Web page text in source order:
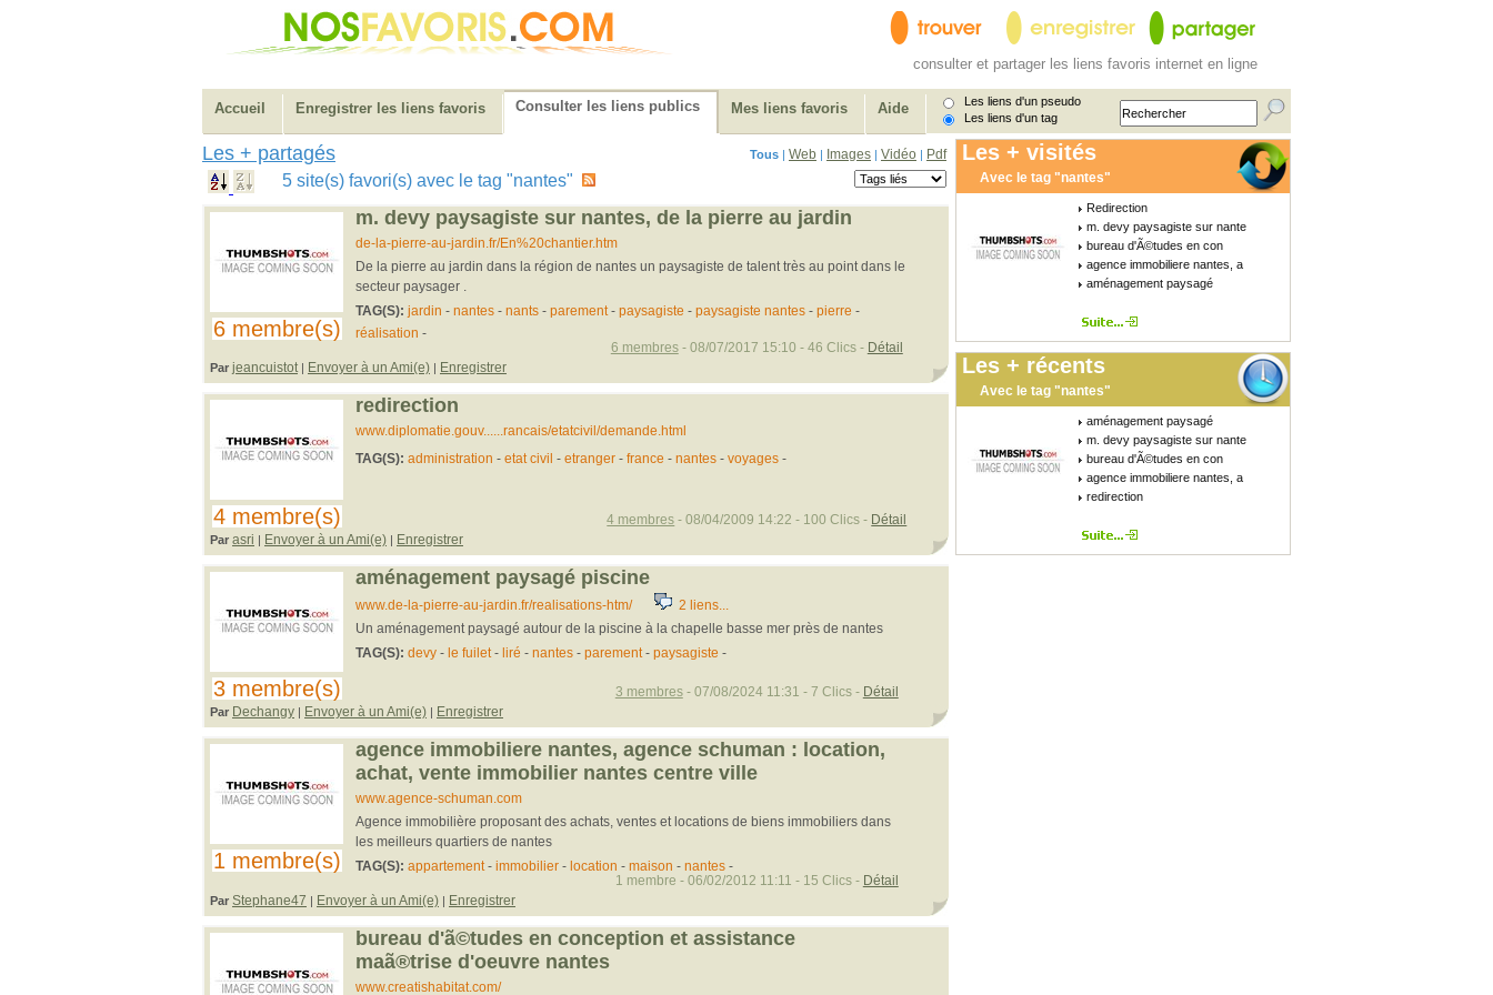
consulter et partager les liens favoris internet en ligne
Accueil Enregistrer les liens favoris Consulter les liens publics Mes liens favoris Aide
Les liens d'un pseudo
Les liens d'un tag
Les + partagés Tous | Web | Images | Vidéo | Pdf
5 site(s) favori(s) avec le tag "nantes"
6 membre(s)
m. devy paysagiste sur nantes, de la pierre au jardin
de-la-pierre-au-jardin.fr/En%20chantier.htm
De la pierre au jardin dans la région de nantes un paysagiste de talent très au point dans le
secteur paysager .
TAG(S): jardin - nantes- nants- parement- paysagiste - paysagiste nantes- pierre -
réalisation -
Par jeancuistot | Envoyer à un Ami(e) | Enregistrer
6 membres- 08/07/2017 15:10 - 46 Clics - Détail
4 membre(s)
redirection
www.diplomatie.gouv......rancais/etatcivil/demande.html
TAG(S): administration - etat civil - etranger- france - nantes- voyages-
Par asri | Envoyer à un Ami(e) | Enregistrer
4 membres - 08/04/2009 14:22 - 100 Clics - Détail
3 membre(s)
aménagement paysagé piscine
www.de-la-pierre-au-jardin.fr/realisations-htm/ 2 liens...
Un aménagement paysagé autour de la piscine à la chapelle basse mer près de nantes
TAG(S): devy- le fuilet- liré - nantes- parement- paysagiste -
Par Dechangy | Envoyer à un Ami(e) | Enregistrer
3 membres- 07/08/2024 11:31 - 7 Clics - Détail
1 membre(s)
agence immobiliere nantes, agence schuman : location,
achat, vente immobilier nantes centre ville
www.agence-schuman.com
Agence immobilière proposant des achats, ventes et locations de biens immobiliers dans
les meilleurs quartiers de nantes
TAG(S): appartement- immobilier- location - maison - nantes-
Par Stephane47 | Envoyer à un Ami(e) | Enregistrer
1 membre - 06/02/2012 11:11 - 15 Clics - Détail
bureau d'ã©tudes en conception et assistance
maã®trise d'oeuvre nantes
www.creatishabitat.com/
Les + visités
Avec le tag "nantes"
Redirection
m. devy paysagiste sur nante
bureau d'Ã©tudes en con
agence immobiliere nantes, a
aménagement paysagé
Les + récents
Avec le tag "nantes"
aménagement paysagé
m. devy paysagiste sur nante
bureau d'Ã©tudes en con
agence immobiliere nantes, a
redirection